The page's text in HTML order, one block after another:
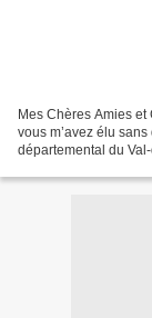
Mes Chères Amies
vous m’avez élu
départemental du